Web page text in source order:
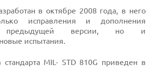
в октябре 2008 года, в него
исправления и дополнения
предыдущей версии, но и
испытания.
MIL- STD 810G приведен в